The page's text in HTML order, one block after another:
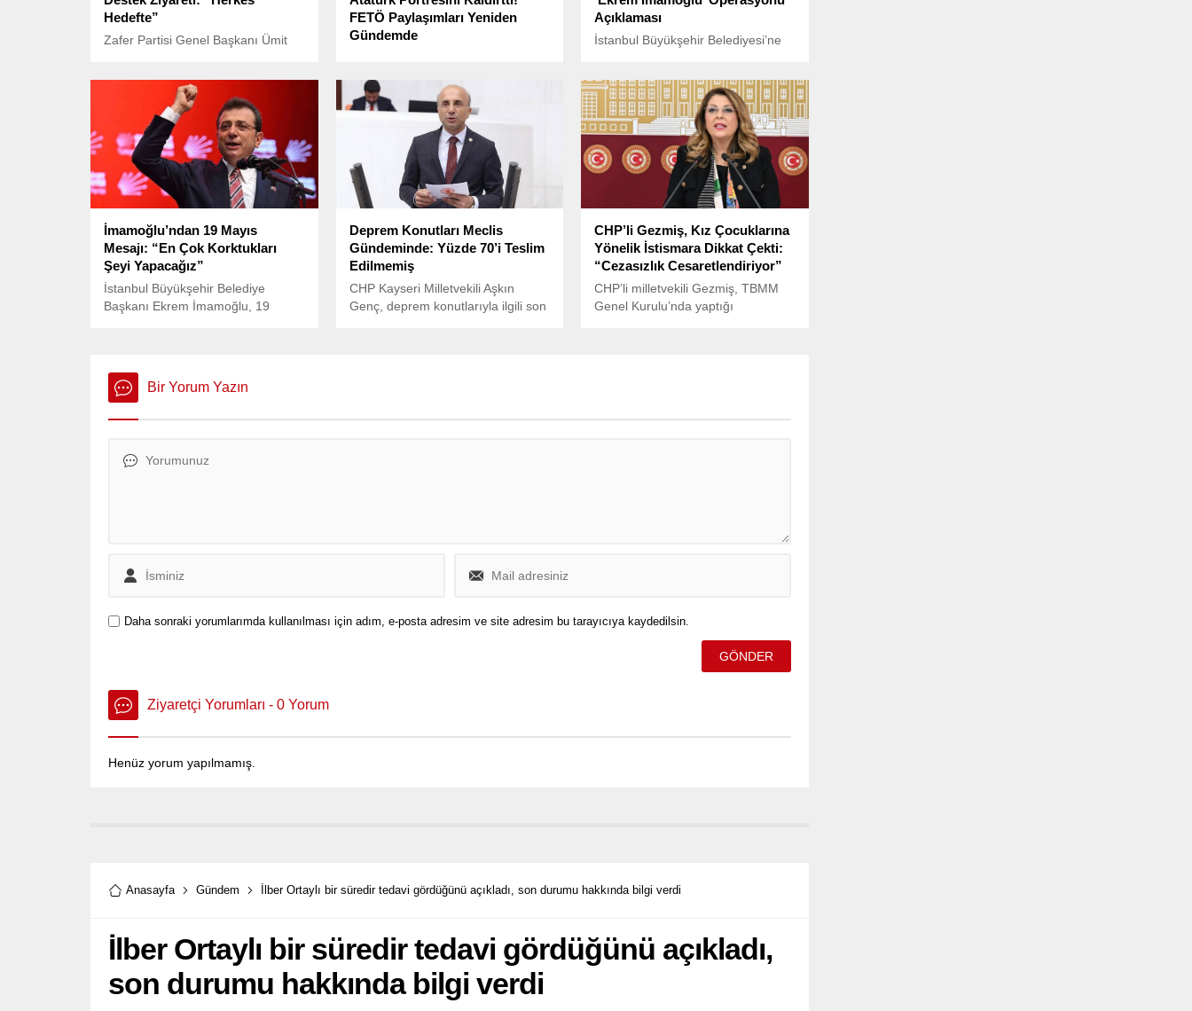
Hedefte”
Zafer Partisi Genel Başkanı Ümit
ve düşmanlığa alenen tahrik
etmek” suçlamasıyla tutuklandı.
FETÖ Paylaşımları Yeniden
Gündemde
kapsamında tutuklanan
Gaziosmanpaşa Belediye Başkanı
Hakan Bahçetepe’nin yerine 11
Haziran’da Belediye Meclisi
tarafından AKP’li Eray Karadeniz
başkanvekili olarak seçildi.
Açıklaması
İstanbul Büyükşehir Belediyesi’ne
İmamoğlu ve basın danışmanı
Murat Ongun’un da aralarında
bulunduğu toplam 108 kişi
hakkında gözaltı kararı verildi.
İmamoğlu’ndan 19 Mayıs
Mesajı: “En Çok Korktukları
Şeyi Yapacağız”
İstanbul Büyükşehir Belediye
Başkanı Ekrem İmamoğlu, 19
yayımladı.
Deprem Konutları Meclis
Gündeminde: Yüzde 70’i Teslim
Edilmemiş
CHP Kayseri Milletvekili Aşkın
Genç, deprem konutlarıyla ilgili son
CHP’li Gezmiş, Kız Çocuklarına
Yönelik İstismara Dikkat Çekti:
“Cezasızlık Cesaretlendiriyor”
CHP’li milletvekili Gezmiş, TBMM
Genel Kurulu’nda yaptığı
Bir Yorum Yazın
Daha sonraki yorumlarımda kullanılması için adım, e-posta adresim ve site adresim bu tarayıcıya kaydedilsin.
Ziyaretçi Yorumları - 0 Yorum
Henüz yorum yapılmamış.
Anasayfa Gündem İlber Ortaylı bir süredir tedavi gördüğünü açıkladı, son durumu hakkında bilgi verdi
İlber Ortaylı bir süredir tedavi gördüğünü açıkladı,
son durumu hakkında bilgi verdi